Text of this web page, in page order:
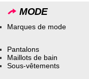
MODE
Marques de mode
Pantalons
Maillots de bain
Sous-vêtements